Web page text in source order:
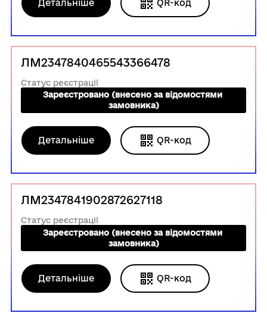
Детальніше QR-код
ЛМ2347840465543366478
Статус реєстрації
Зареєстровано (внесено за відомостями
замовника)
Детальніше QR-код
ЛМ2347841902872627118
Статус реєстрації
Зареєстровано (внесено за відомостями
замовника)
Детальніше QR-код